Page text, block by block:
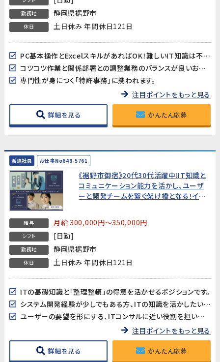
勤務地 静岡県裾野市
休日 土日休み 年間休日121日
PC基本操作とExcelスキルがあればOK！難しいIT知識は不要です。
コツコツ作業と関係部署との調整業務のバランスが良いお仕事です。
専門性が身につく「特許事務」に携われます。
注目ポイントをもっと見る
詳細を見る かんたん応募
派遣社員 お仕事No649-5761
《裾野市御宿》20代30代活躍中!IT知識と
コミュニケーション能力を活かし、ユーザ
ーと開発チームを繋ぐ架け橋となる！イン
給与 月給 300,000円～350,000円
シフト [日勤]
勤務地 静岡県裾野市
休日 土日休み 年間休日121日
ITの基礎知識と「整理整頓」の得意を活かせるポジションです。
システム開発経験が少しでもある方、ITの知識を活かしたい方に最適。
ユーザーの要望を形にする、ITコンサルに近い役割を担います。
注目ポイントをもっと見る
詳細を見る かんたん応募